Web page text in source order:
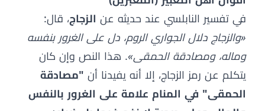
في تفسير النابلسي عند حديثه عن الزجاج، قال:
«والزجاج دلال الجواري الروم، دل على الغرور بنفسه
وماله، ومصادقة الحمقى». هذا النص وإن كان
يتكلم عن رمز الزجاج، إلا أنه يفيدنا أن "مصادقة
الحمقى" في المنام علامة على الغرور بالنفس